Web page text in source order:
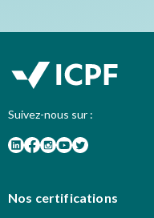
Suivez-nous sur :
Nos certifications